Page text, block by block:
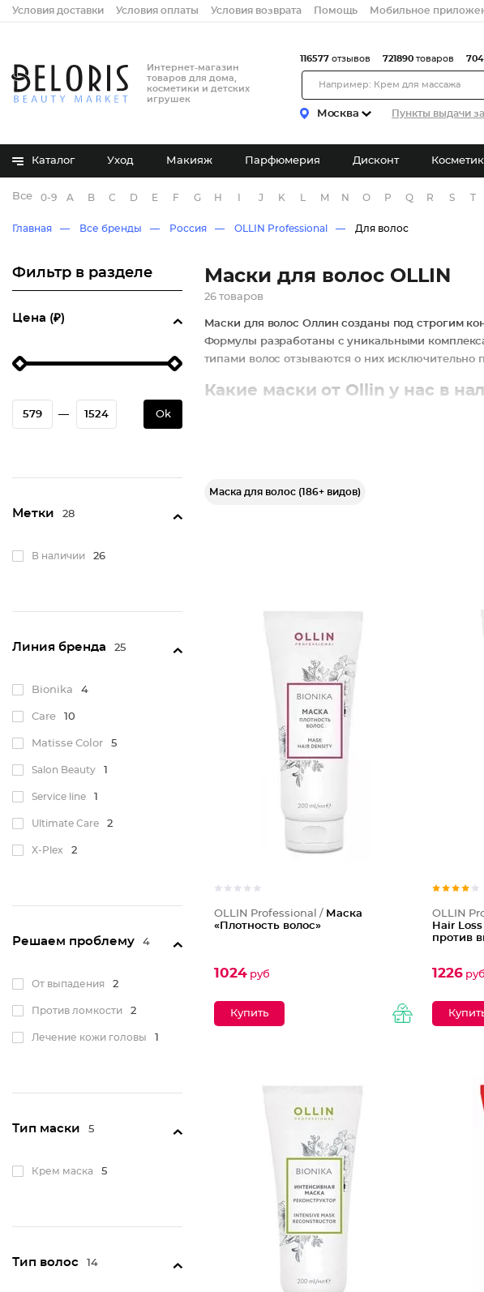
Условия доставки Условия оплаты Условия возврата Помощь Мобильное
Интернет-магазин
товаров для дома,
косметики и детских
игрушек
Москва Пункты выдачи
116577 отзывов 721890 товаров
Каталог Уход Макияж Парфюмерия Дисконт
Все бренды
0-9 A B C D E F G H J K M N O P Q R S T
Главная Все бренды Россия OLLIN Professional Для волос
Фильтр в разделе
Цена (₽)
— Ok
Метки 28
В наличии 26
Линия бренда 25
Bionika 4
Care 10
Matisse Color 5
Salon Beauty 1
Service line 1
Ultimate Care 2
X-Plex 2
Решаем проблему 4
От выпадения 2
Против ломкости 2
Лечение кожи головы 1
Тип маски 5
Крем маска 5
Тип волос 14
Маски для волос OLLIN
26 товаров
Маски для волос Оллин созданы под строгим
Формулы разработаны с уникальными
типами волос отзываются о них исключительно
Какие маски от Ollin у нас в
Basic Line — с экстрактом репейника для
Парикмахеры всего мира неоднократно
поэтому если вы уже пользуетесь косметикой
зависит от правильного ухода!
Маска для волос (186+ видов)
OLLIN Professional / Маска
«Плотность волос»
1024руб
OLLIN
Hair
против
1226руб